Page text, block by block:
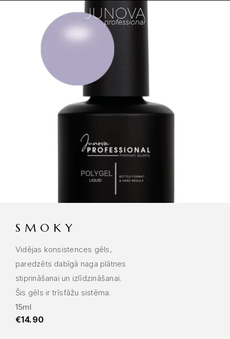
SMOKY
Vidējas konsistences gēls,
paredzēts dabīgā naga plātnes
stiprināšanai un izlīdzināšanai.
Šis gēls ir trīsfāžu sistēma.
15ml
€14.90